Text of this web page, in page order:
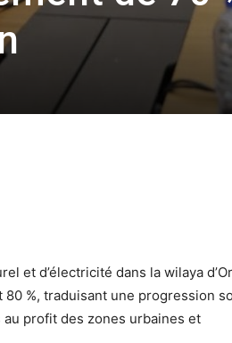
et d’électricité dans la wilaya
80 %, traduisant une progression
profit des zones urbaines et